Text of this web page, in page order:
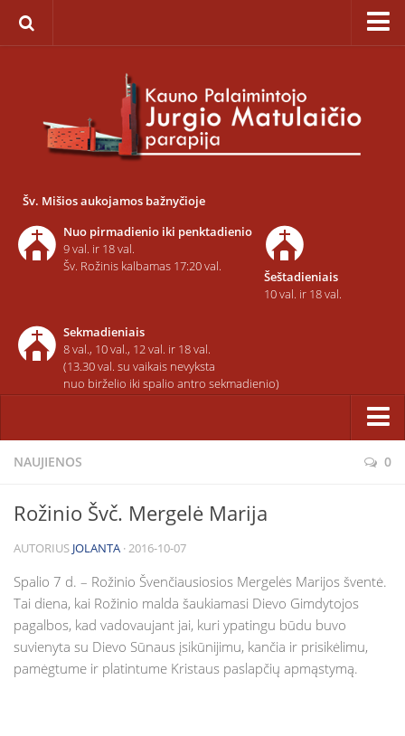
Įkūrimas
Paveikslas „Švč. Mergelės Marijos Ėmimo į dangų”
Statistika
Raštinė
Kontaktai ir rekvizitai
Dvasininkai
Bažnyčios statyba
Projektas
Rėmėjai
Karitatyvinė veikla
Fotogalerijos
Parapijiečių talka statant Dievo namus 2014 m.
Šv. Mišios aukojamos bažnyčioje
Nuo pirmadienio iki penktadienio
9 val. ir 18 val.
Šv. Rožinis kalbamas 17:20 val.
Šeštadieniais
10 val. ir 18 val.
Sekmadieniais
8 val., 10 val., 12 val. ir 18 val.
(13.30 val. su vaikais nevyksta
nuo birželio iki spalio antro sekmadienio)
Sakramentai ir patarnavimai
Eucharistija
Krikštas
Laidotuvės
Ligonių patepimas
Santuoka
Sutvirtinimas
NAUJIENOS 0
Rožinio Švč. Mergelė Marija
AUTORIUS JOLANTA · 2016-10-07
Spalio 7 d. – Rožinio Švenčiausiosios Mergelės Marijos šventė.
Tai diena, kai Rožinio malda šaukiamasi Dievo Gimdytojos
pagalbos, kad vadovaujant jai, kuri ypatingu būdu buvo
suvienyta su Dievo Sūnaus įsikūnijimu, kančia ir prisikėlimu,
pamėgtume ir platintume Kristaus paslapčių apmąstymą.